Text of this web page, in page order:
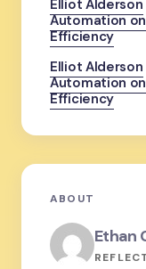
Elliot Alderson
Automation
Efficiency
Elliot Alderson
Automation
Efficiency
ABOUT
Ethan